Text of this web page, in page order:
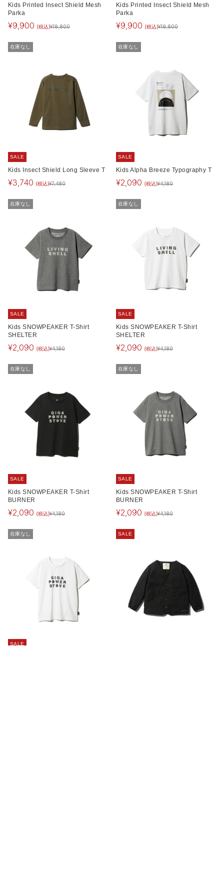
Kids Printed Insect Shield Mesh
Parka
¥9,900 (税込)¥19,800
Kids Printed Insect Shield Mesh
Parka
¥9,900 (税込)¥19,800
在庫なし
SALE
Kids Insect Shield Long Sleeve T
¥3,740 (税込)¥7,480
在庫なし
SALE
Kids Alpha Breeze Typography T
¥2,090 (税込)¥4,180
在庫なし
SALE
Kids SNOWPEAKER T-Shirt
SHELTER
¥2,090 (税込)¥4,180
在庫なし
SALE
Kids SNOWPEAKER T-Shirt
SHELTER
¥2,090 (税込)¥4,180
在庫なし
SALE
Kids SNOWPEAKER T-Shirt
BURNER
¥2,090 (税込)¥4,180
在庫なし
SALE
Kids SNOWPEAKER T-Shirt
BURNER
¥2,090 (税込)¥4,180
在庫なし
SALE
SALE